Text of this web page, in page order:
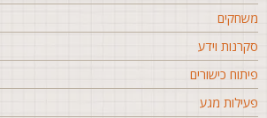
וידע
כישורים
מגע